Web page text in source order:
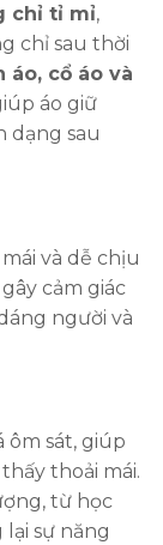
chỉ tỉ mỉ,
chỉ sau thời
áo, cổ áo và
áo giữ
dạng sau
và dễ chịu
cảm giác
người và
ôm sát, giúp
thoải mái.
từ học
lại sự năng